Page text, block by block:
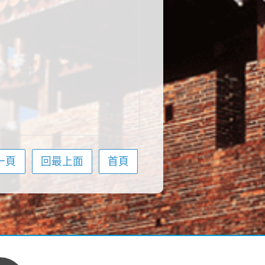
頁 回最上面 首頁